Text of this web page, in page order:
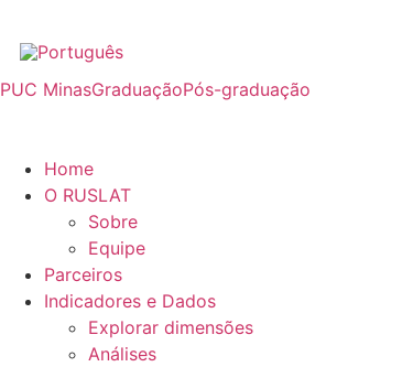
PUC MinasGraduaçãoPós-graduação
Home
O RUSLAT
Sobre
Equipe
Parceiros
Indicadores e Dados
Explorar dimensões
Análises